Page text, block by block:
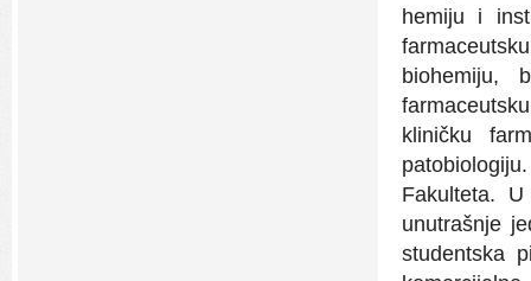
hemiju i
biohemiju,
kliničku
Fakulteta.
unutrašnje
studentska